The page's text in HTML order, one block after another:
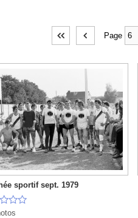
Page
sportif sept. 1979
